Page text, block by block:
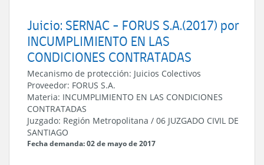
Juicio: SERNAC - FORUS S.A.(2017) por
INCUMPLIMIENTO EN LAS
CONDICIONES CONTRATADAS
Mecanismo de protección: Juicios Colectivos
Proveedor: FORUS S.A.
Materia: INCUMPLIMIENTO EN LAS CONDICIONES
CONTRATADAS
Juzgado: Región Metropolitana / 06 JUZGADO CIVIL DE
SANTIAGO
Fecha demanda: 02 de mayo de 2017